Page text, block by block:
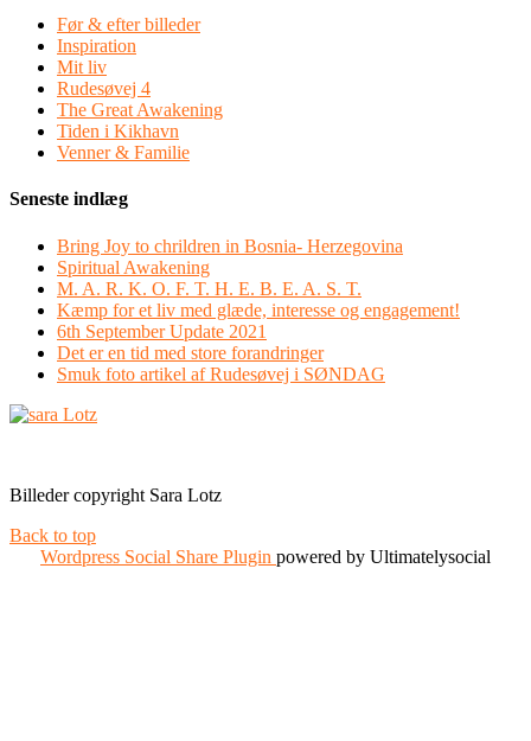
Før & efter billeder
Inspiration
Mit liv
Rudesøvej 4
The Great Awakening
Tiden i Kikhavn
Venner & Familie
Seneste indlæg
Bring Joy to chrildren in Bosnia- Herzegovina
Spiritual Awakening
M. A. R. K. O. F. T. H. E. B. E. A. S. T.
Kæmp for et liv med glæde, interesse og engagement!
6th September Update 2021
Det er en tid med store forandringer
Smuk foto artikel af Rudesøvej i SØNDAG
Billeder copyright Sara Lotz
Back to top
Wordpress Social Share Plugin powered by Ultimatelysocial